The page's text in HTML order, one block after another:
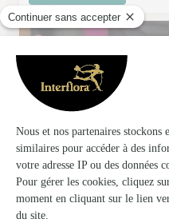
Fleur A Fleur
Olonzac
★★★★ ★4.5 (212)
28, avenue de Béziers